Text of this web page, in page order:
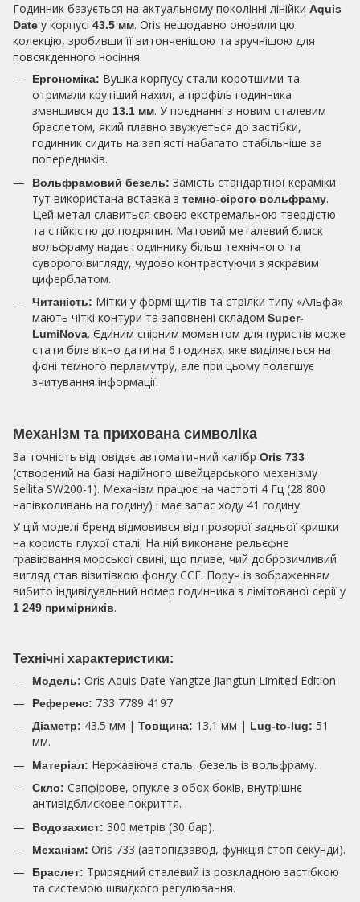
Годинник базується на актуальному поколінні лінійки Aquis
Date у корпусі 43.5 мм. Oris нещодавно оновили цю
колекцію, зробивши її витонченішою та зручнішою для
повсякденного носіння:
Ергономіка: Вушка корпусу стали коротшими та
отримали крутіший нахил, а профіль годинника
зменшився до 13.1 мм. У поєднанні з новим сталевим
браслетом, який плавно звужується до застібки,
годинник сидить на зап'ясті набагато стабільніше за
попередників.
Вольфрамовий безель: Замість стандартної кераміки
тут використана вставка з темно-сірого вольфраму.
Цей метал славиться своєю екстремальною твердістю
та стійкістю до подряпин. Матовий металевий блиск
вольфраму надає годиннику більш технічного та
суворого вигляду, чудово контрастуючи з яскравим
циферблатом.
Читаність: Мітки у формі щитів та стрілки типу «Альфа»
мають чіткі контури та заповнені складом Super-
LumiNova. Єдиним спірним моментом для пуристів може
стати біле вікно дати на 6 годинах, яке виділяється на
фоні темного перламутру, але при цьому полегшує
зчитування інформації.
Механізм та прихована символіка
За точність відповідає автоматичний калібр Oris 733
(створений на базі надійного швейцарського механізму
Sellita SW200-1). Механізм працює на частоті 4 Гц (28 800
напівколивань на годину) і має запас ходу 41 годину.
У цій моделі бренд відмовився від прозорої задньої кришки
на користь глухої сталі. На ній виконане рельєфне
гравіювання морської свині, що пливе, чий доброзичливий
вигляд став візитівкою фонду CCF. Поруч із зображенням
вибито індивідуальний номер годинника з лімітованої серії у
1 249 примірників.
Технічні характеристики:
Модель: Oris Aquis Date Yangtze Jiangtun Limited Edition
Референс: 733 7789 4197
Діаметр: 43.5 мм | Товщина: 13.1 мм | Lug-to-lug: 51
мм.
Матеріал: Нержавіюча сталь, безель із вольфраму.
Скло: Сапфірове, опукле з обох боків, внутрішнє
антивідблискове покриття.
Водозахист: 300 метрів (30 бар).
Механізм: Oris 733 (автопідзавод, функція стоп-секунди).
Браслет: Трирядний сталевий із розкладною застібкою
та системою швидкого регулювання.